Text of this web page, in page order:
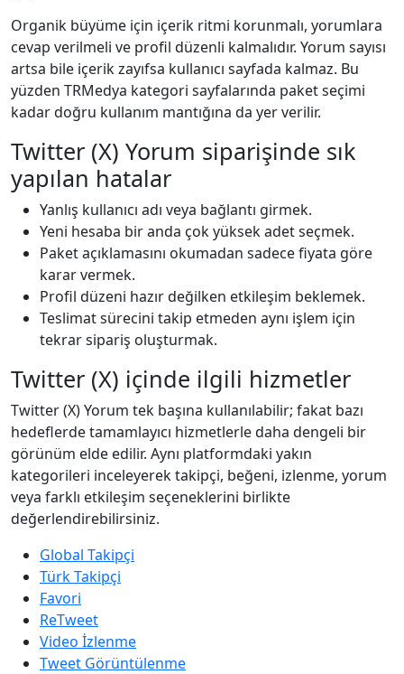
Organik büyüme için içerik ritmi korunmalı, yorumlara
cevap verilmeli ve profil düzenli kalmalıdır. Yorum sayısı
artsa bile içerik zayıfsa kullanıcı sayfada kalmaz. Bu
yüzden TRMedya kategori sayfalarında paket seçimi
kadar doğru kullanım mantığına da yer verilir.
Twitter (X) Yorum siparişinde sık
yapılan hatalar
Yanlış kullanıcı adı veya bağlantı girmek.
Yeni hesaba bir anda çok yüksek adet seçmek.
Paket açıklamasını okumadan sadece fiyata göre
karar vermek.
Profil düzeni hazır değilken etkileşim beklemek.
Teslimat sürecini takip etmeden aynı işlem için
tekrar sipariş oluşturmak.
Twitter (X) içinde ilgili hizmetler
Twitter (X) Yorum tek başına kullanılabilir; fakat bazı
hedeflerde tamamlayıcı hizmetlerle daha dengeli bir
görünüm elde edilir. Aynı platformdaki yakın
kategorileri inceleyerek takipçi, beğeni, izlenme, yorum
veya farklı etkileşim seçeneklerini birlikte
değerlendirebilirsiniz.
Global Takipçi
Türk Takipçi
Favori
ReTweet
Video İzlenme
Tweet Görüntülenme